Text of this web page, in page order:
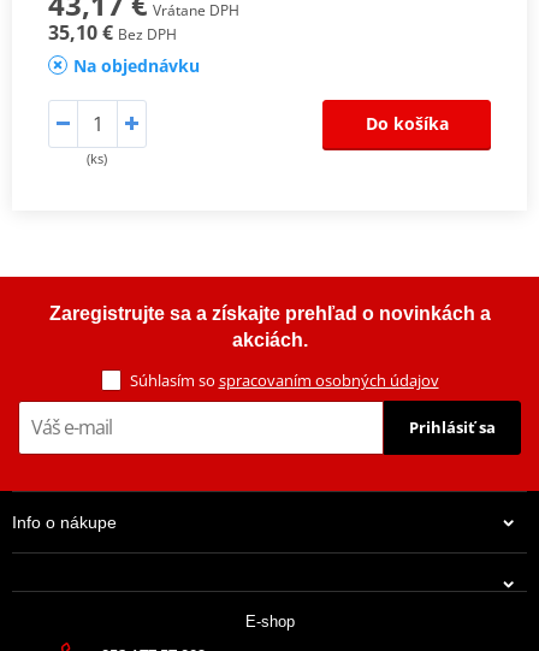
Vrátane DPH
35,10 € Bez DPH
Na objednávku
(ks)
Do košíka
Zaregistrujte sa a získajte prehľad o novinkách a
akciách.
Súhlasím so spracovaním osobných údajov
Prihlásiť sa
Info o nákupe
E-shop